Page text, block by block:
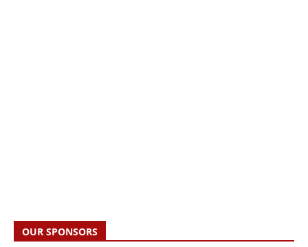
OUR SPONSORS